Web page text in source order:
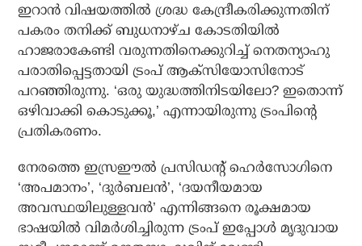
ഇറാന്‍ വിഷയത്തില്‍ ശ്രദ്ധ കേന്ദ്രീകരിക്കുന്നതിന്
പകരം തനിക്ക് ബുധനാഴ്ച കോടതിയില്‍
ഹാജരാകേണ്ടി വരുന്നതിനെക്കുറിച്ച് നെതന്യാഹു
പരാതിപ്പെട്ടതായി ട്രംപ് ആക്‌സിയോസിനോട്
പറഞ്ഞിരുന്നു. ‘ഒരു യുദ്ധത്തിനിടയിലോ? ഇതൊന്ന്
ഒഴിവാക്കി കൊടുക്കൂ,’ എന്നായിരുന്നു ട്രംപിന്റെ
പ്രതികരണം.
നേരത്തെ ഇസ്രഈല്‍ പ്രസിഡന്റ് ഹെര്‍സോഗിനെ
‘അപമാനം’, ‘ദുര്‍ബലന്‍’, ‘ദയനീയമായ
അവസ്ഥയിലുള്ളവന്‍’ എന്നിങ്ങനെ രൂക്ഷമായ
ഭാഷയില്‍ വിമര്‍ശിച്ചിരുന്ന ട്രംപ് ഇപ്പോള്‍ മൃദുവായ